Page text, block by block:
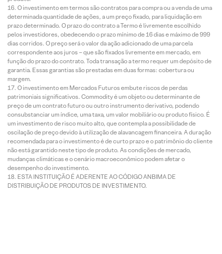
O investimento em termos são contratos para compra ou a venda de uma
determinada quantidade de ações, a um preço fixado, para liquidação em
prazo determinado. O prazo do contrato a Termo é livremente escolhido
pelos investidores, obedecendo o prazo mínimo de 16 dias e máximo de 999
dias corridos. O preço será o valor da ação adicionado de uma parcela
correspondente aos juros – que são fixados livremente em mercado, em
função do prazo do contrato. Toda transação a termo requer um depósito de
garantia. Essas garantias são prestadas em duas formas: cobertura ou
margem.
O investimento em Mercados Futuros embute riscos de perdas
patrimoniais significativos. Commodity é um objeto ou determinante de
preço de um contrato futuro ou outro instrumento derivativo, podendo
consubstanciar um índice, uma taxa, um valor mobiliário ou produto físico. É
um investimento de risco muito alto, que contempla a possibilidade de
oscilação de preço devido à utilização de alavancagem financeira. A duração
recomendada para o investimento é de curto prazo e o patrimônio do cliente
não está garantido neste tipo de produto. As condições de mercado,
mudanças climáticas e o cenário macroeconômico podem afetar o
desempenho do investimento.
ESTA INSTITUIÇÃO É ADERENTE AO CÓDIGO ANBIMA DE
DISTRIBUIÇÃO DE PRODUTOS DE INVESTIMENTO.